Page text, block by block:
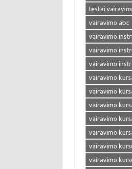
testai
vairavimo abc
vairavimo
vairavimo
vairavimo
vairavimo
vairavimo
vairavimo
vairavimo
vairavimo
vairavimo
vairavimo